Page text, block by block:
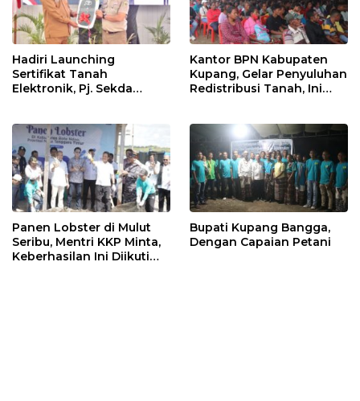
Hadiri Launching
Sertifikat Tanah
Elektronik, Pj. Sekda
Kantor BPN Kabupaten
Kupang, Gelar Penyuluhan
Redistribusi Tanah, Ini
Panen Lobster di Mulut
Seribu, Mentri KKP Minta,
Keberhasilan Ini Diikuti
Bupati Kupang Bangga,
Dengan Capaian Petani